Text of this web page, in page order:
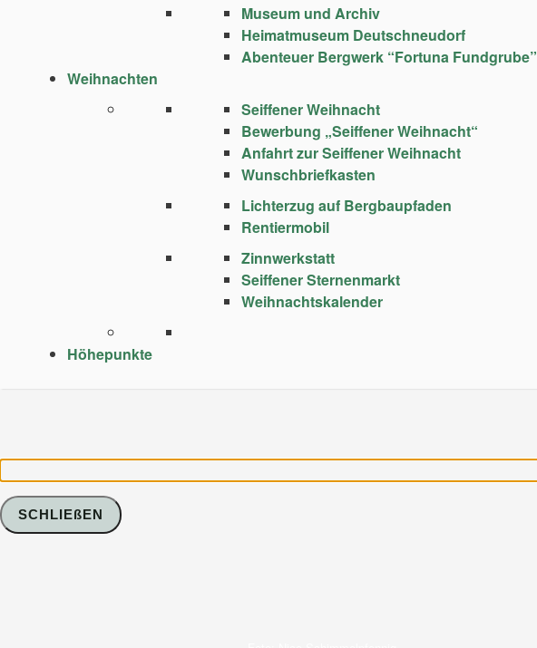
Museum und Archiv
Heimatmuseum Deutschneudorf
Abenteuer Bergwerk “Fortuna Fundgrube”
Weihnachten
Seiffener Weihnacht
Bewerbung „Seiffener Weihnacht“
Anfahrt zur Seiffener Weihnacht
Wunschbriefkasten
Lichterzug auf Bergbaupfaden
Rentiermobil
Zinnwerkstatt
Seiffener Sternenmarkt
Weihnachtskalender
Höhepunkte
SCHLIEßEN